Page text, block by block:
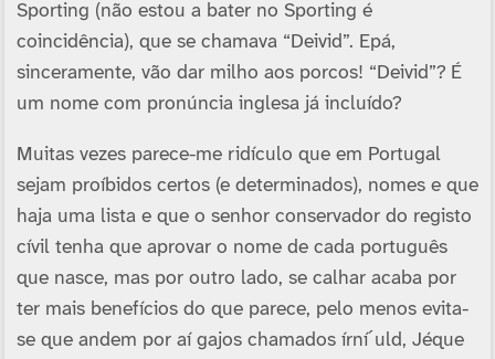
Sporting (não estou a bater no Sporting é
coincidência), que se chamava “Deivid”. Epá,
sinceramente, vão dar milho aos porcos! “Deivid”? É
um nome com pronúncia inglesa já incluí­do?
Muitas vezes parece-me ridí­culo que em Portugal
sejam proí­bidos certos (e determinados), nomes e que
haja uma lista e que o senhor conservador do registo
cí­vil tenha que aprovar o nome de cada português
que nasce, mas por outro lado, se calhar acaba por
ter mais benefí­cios do que parece, pelo menos evita-
se que andem por aí­ gajos chamados írní´uld, Jéque